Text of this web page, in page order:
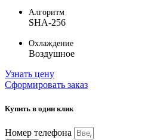
Алгоритм
SHA-256
Охлаждение
Воздушное
Узнать цену
Сформировать заказ
Купить в один клик
Номер телефона